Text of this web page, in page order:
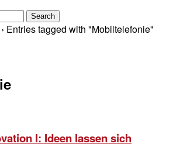
› Entries tagged with "Mobiltelefonie"
I: Ideen lassen sich